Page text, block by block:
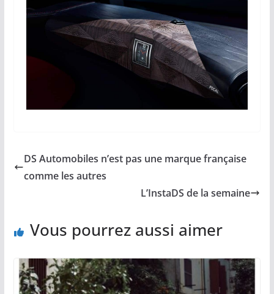
DS Automobiles n’est pas une marque française
comme les autres
L’InstaDS de la semaine
Vous pourrez aussi aimer